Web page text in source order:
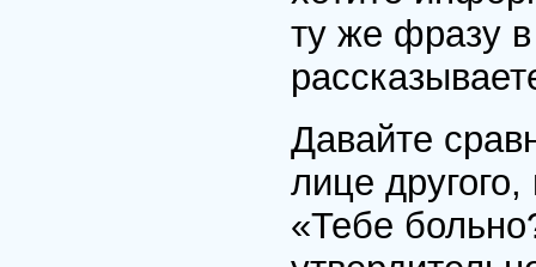
ту же фразу
Давайте
лице
«Тебе